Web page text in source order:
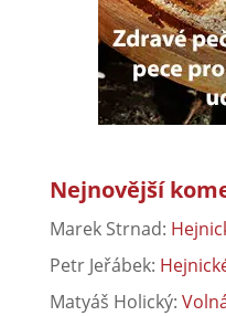
Nejnovější
Marek Strnad:
Petr Jeřábek:
Matyáš Holický: